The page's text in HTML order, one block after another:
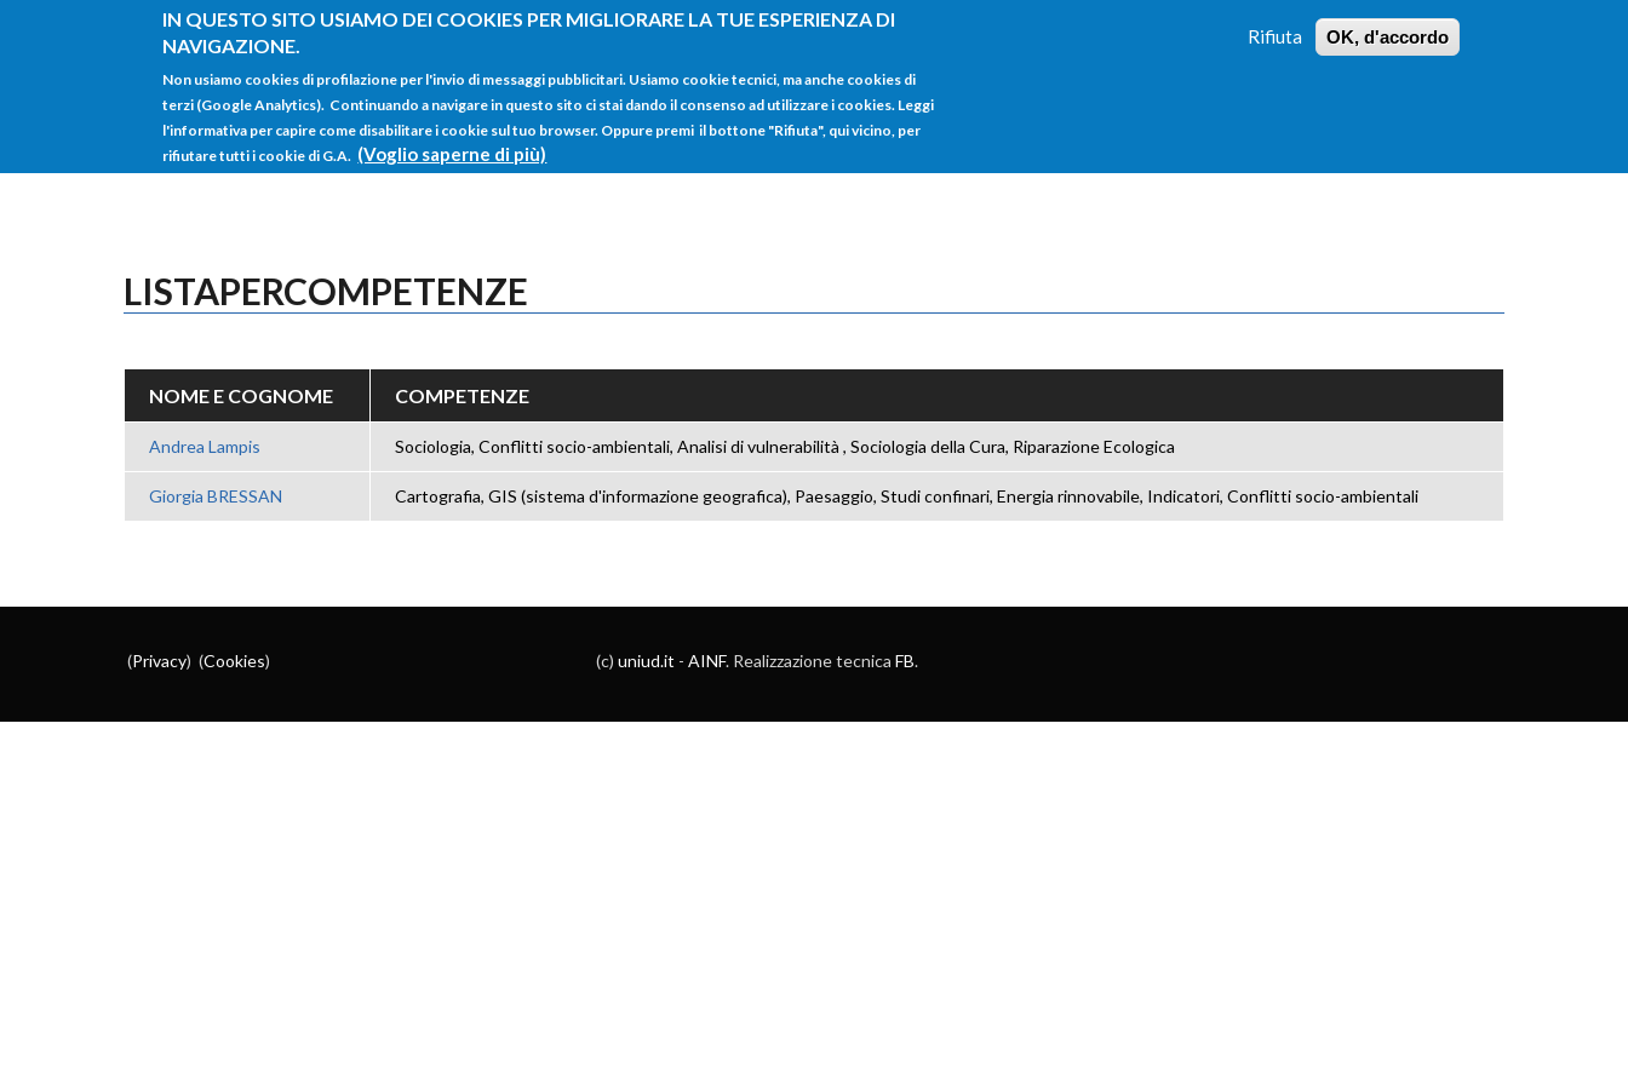
IN QUESTO SITO USIAMO DEI COOKIES PER MIGLIORARE LA TUE ESPERIENZA DI
NAVIGAZIONE.
Non usiamo cookies di profilazione per l'invio di messaggi pubblicitari. Usiamo cookie tecnici, ma anche cookies di
terzi (Google Analytics). Continuando a navigare in questo sito ci stai dando il consenso ad utilizzare i cookies. Leggi
l'informativa per capire come disabilitare i cookie sul tuo browser. Oppure premi il bottone "Rifiuta", qui vicino, per
rifiutare tutti i cookie di G.A. (Voglio saperne di più)
Rifiuta OK, d'accordo
Salta al contenuto principale
RICERCA
HOME
LISTAPERCOMPETENZE
NOME E COGNOME COMPETENZE
Andrea Lampis Sociologia, Conflitti socio-ambientali, Analisi di vulnerabilità , Sociologia della Cura, Riparazione Ecologica
Giorgia BRESSAN Cartografia, GIS (sistema d'informazione geografica), Paesaggio, Studi confinari, Energia rinnovabile, Indicatori, Conflitti socio-ambientali
(Privacy) (Cookies) (c) uniud.it - AINF. Realizzazione tecnica FB.